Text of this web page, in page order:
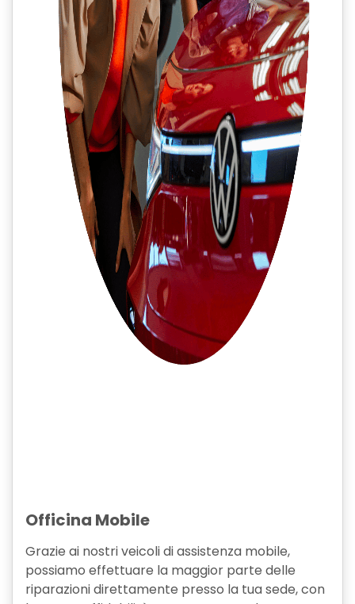
Officina Mobile
Grazie ai nostri veicoli di assistenza mobile,
possiamo effettuare la maggior parte delle
riparazioni direttamente presso la tua sede, con